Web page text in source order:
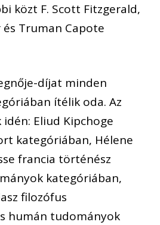
közt F. Scott Fitzgerald,
és Truman Capote
díjat minden
ítélik oda. Az
Eliud Kipchoge
kategóriában, Hélene
francia történész
kategóriában,
filozófus
humán tudományok